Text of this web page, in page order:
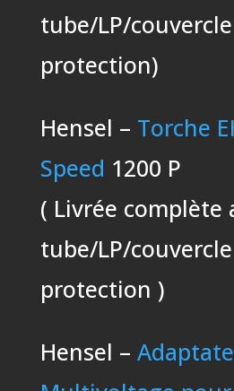
tube/LP/
protection)
Hensel – Torche
Speed 1200 P
( Livrée complète
tube/LP/
protection )
Hensel –